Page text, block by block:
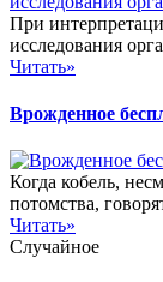
При
исследования
Читать»
Врожденное
Когда кобель,
потомства,
Читать»
Случайное